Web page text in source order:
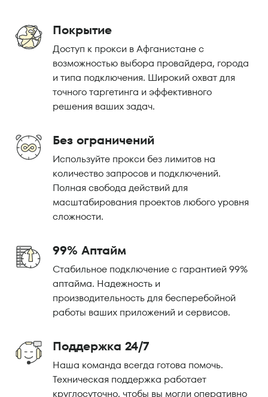
Покрытие
Доступ к прокси в Афганистане с
возможностью выбора провайдера, города
и типа подключения. Широкий охват для
точного таргетинга и эффективного
решения ваших задач.
Без ограничений
Используйте прокси без лимитов на
количество запросов и подключений.
Полная свобода действий для
масштабирования проектов любого уровня
сложности.
99% Аптайм
Стабильное подключение с гарантией 99%
аптайма. Надежность и
производительность для бесперебойной
работы ваших приложений и сервисов.
Поддержка 24/7
Наша команда всегда готова помочь.
Техническая поддержка работает
круглосуточно, чтобы вы могли оперативно